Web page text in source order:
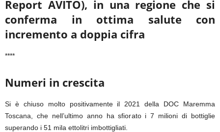
Report AVITO), in una regione che si
conferma in ottima salute con
incremento a doppia cifra
****
Numeri in crescita
Si è chiuso molto positivamente il 2021 della DOC Maremma
Toscana, che nell’ultimo anno ha sfiorato i 7 milioni di bottiglie
superando i 51 mila ettolitri imbottigliati.